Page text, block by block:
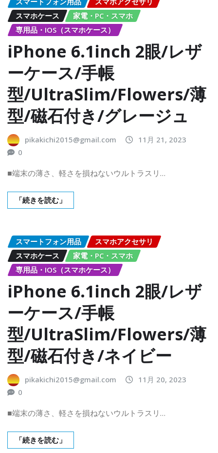
スマホケース
家電・PC・スマホ
専用品・IOS（スマホケース）
iPhone 6.1inch 2眼/レザ
ーケース/手帳
型/UltraSlim/Flowers/薄
型/磁石付き/グレージュ
pikakichi2015@gmail.com
11月 21, 2023
0
■端末の薄さ、軽さを損ねないウルトラスリ…
「続きを読む」
スマートフォン用品
スマホアクセサリ
スマホケース
家電・PC・スマホ
専用品・IOS（スマホケース）
iPhone 6.1inch 2眼/レザ
ーケース/手帳
型/UltraSlim/Flowers/薄
型/磁石付き/ネイビー
pikakichi2015@gmail.com
11月 20, 2023
0
■端末の薄さ、軽さを損ねないウルトラスリ…
「続きを読む」